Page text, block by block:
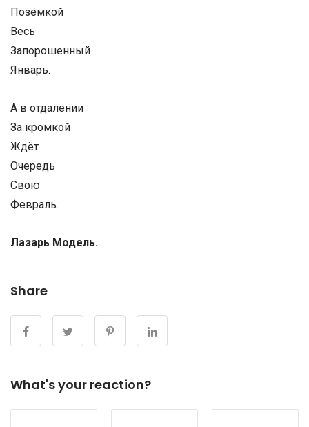
Позёмкой
Весь
Запорошенный
Январь.
А в отдалении
За кромкой
Ждёт
Очередь
Свою
Февраль.
Лазарь Модель.
Share
What's your reaction?